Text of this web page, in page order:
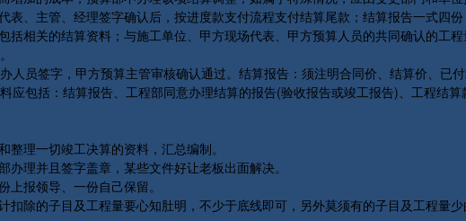
主管、经理签字确认后，按进度款支付流程支付结算尾款；结算报告一式四份
相关的结算资料；与施工单位、甲方现场代表、甲方预算人员的共同确认的工
员签字，甲方预算主管审核确认通过。结算报告：须注明合同价、结算价、已
应包括：结算报告、工程部同意办理结算的报告(验收报告或竣工报告)、工程结
理一切竣工决算的资料，汇总编制。
理并且签字盖章，某些文件好让老板出面解决。
报领导、一份自己保留。
除的子目及工程量要心知肚明，不少于底线即可，另外莫须有的子目及工程量